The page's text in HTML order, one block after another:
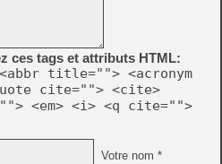
ces tags et attributs HTML:
title=""> <acronym
cite=""> <cite>
<em> <i> <q cite="">
Votre nom *